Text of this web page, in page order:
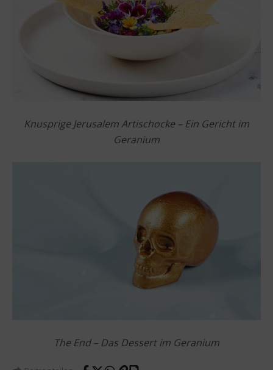
Knusprige Jerusalem Artischocke – Ein Gericht im
Geranium
The End – Das Dessert im Geranium